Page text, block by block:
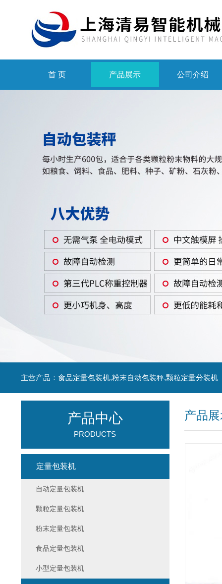
首 页 产品展示 公司介绍
主营产品：食品定量包装机,粉末自动包装秤,颗粒定量分装机
产品
产品中心
PRODUCTS
定量包装机
自动定量包装机
颗粒定量包装机
粉末定量包装机
食品定量包装机
小型定量包装机